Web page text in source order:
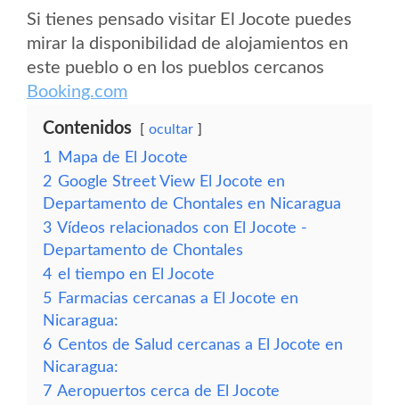
Si tienes pensado visitar El Jocote puedes
mirar la disponibilidad de alojamientos en
este pueblo o en los pueblos cercanos
Booking.com
Contenidos ocultar
1
Mapa de El Jocote
2 Google Street View El Jocote en
Departamento de Chontales en Nicaragua
3 Vídeos relacionados con El Jocote -
Departamento de Chontales
4 el tiempo en El Jocote
5 Farmacias cercanas a El Jocote en
Nicaragua:
6 Centos de Salud cercanas a El Jocote en
Nicaragua:
7 Aeropuertos cerca de El Jocote